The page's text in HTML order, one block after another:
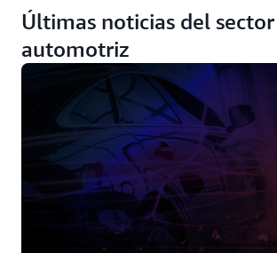
Últimas noticias del sector
automotriz